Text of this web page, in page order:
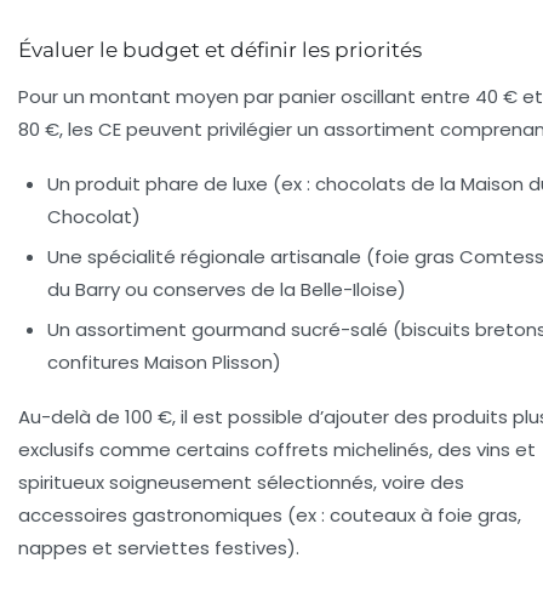
Évaluer le budget et définir les priorités
Pour un montant moyen par panier oscillant entre 40 € et
80 €, les CE peuvent privilégier un assortiment
Un produit phare de luxe (ex : chocolats de la Maison
Chocolat)
Une spécialité régionale artisanale (foie gras
du Barry ou conserves de la Belle-Iloise)
Un assortiment gourmand sucré-salé (biscuits
confitures Maison Plisson)
Au-delà de 100 €, il est possible d’ajouter des produits
exclusifs comme certains coffrets michelinés, des vins et
spiritueux soigneusement sélectionnés, voire des
accessoires gastronomiques (ex : couteaux à foie gras,
nappes et serviettes festives).